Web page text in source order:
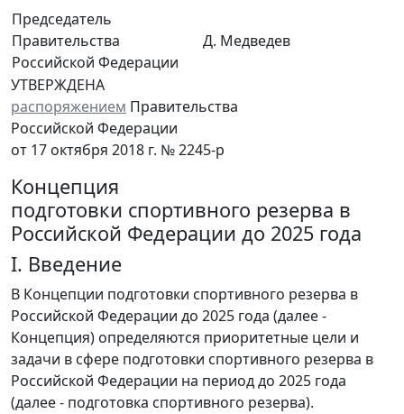
Председатель
Правительства
Российской Федерации
Д. Медведев
УТВЕРЖДЕНА
распоряжением Правительства
Российской Федерации
от 17 октября 2018 г. № 2245-р
Концепция
подготовки спортивного резерва в
Российской Федерации до 2025 года
I. Введение
В Концепции подготовки спортивного резерва в
Российской Федерации до 2025 года (далее -
Концепция) определяются приоритетные цели и
задачи в сфере подготовки спортивного резерва в
Российской Федерации на период до 2025 года
(далее - подготовка спортивного резерва).